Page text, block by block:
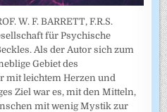
W. F. BARRETT, F.R.S.
für Psychische
Als der Autor sich zum
Gebiet des
mit leichtem Herzen und
Ziel war es, mit den Mitteln,
mit wenig Mystik zur